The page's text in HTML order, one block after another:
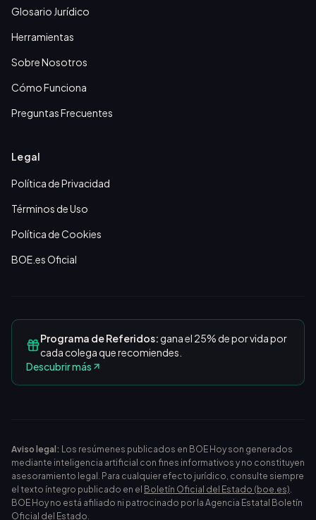
Glosario Jurídico
Herramientas
Sobre Nosotros
Cómo Funciona
Preguntas Frecuentes
Legal
Política de Privacidad
Términos de Uso
Política de Cookies
BOE.es Oficial
Programa de Referidos:gana el 25% de por vida por
cada colega que recomiendes.
Descubrir más
Aviso legal: Los resúmenes publicados en BOE Hoy son generados
mediante inteligencia artificial con fines informativos y no constituyen
asesoramiento legal. Para cualquier efecto jurídico, consulte siempre
el texto íntegro publicado en el Boletín Oficial del Estado (boe.es).
BOE Hoy no está afiliado ni patrocinado por la Agencia Estatal Boletín
Oficial del Estado.